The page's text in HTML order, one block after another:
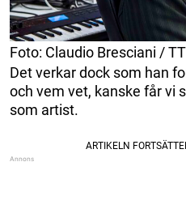
Foto: Claudio Bresciani / TT
Det verkar dock som han
och vem vet, kanske får vi
som artist.